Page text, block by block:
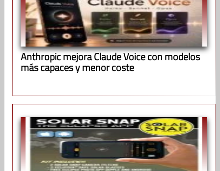
Anthropic mejora Claude Voice con modelos
más capaces y menor coste